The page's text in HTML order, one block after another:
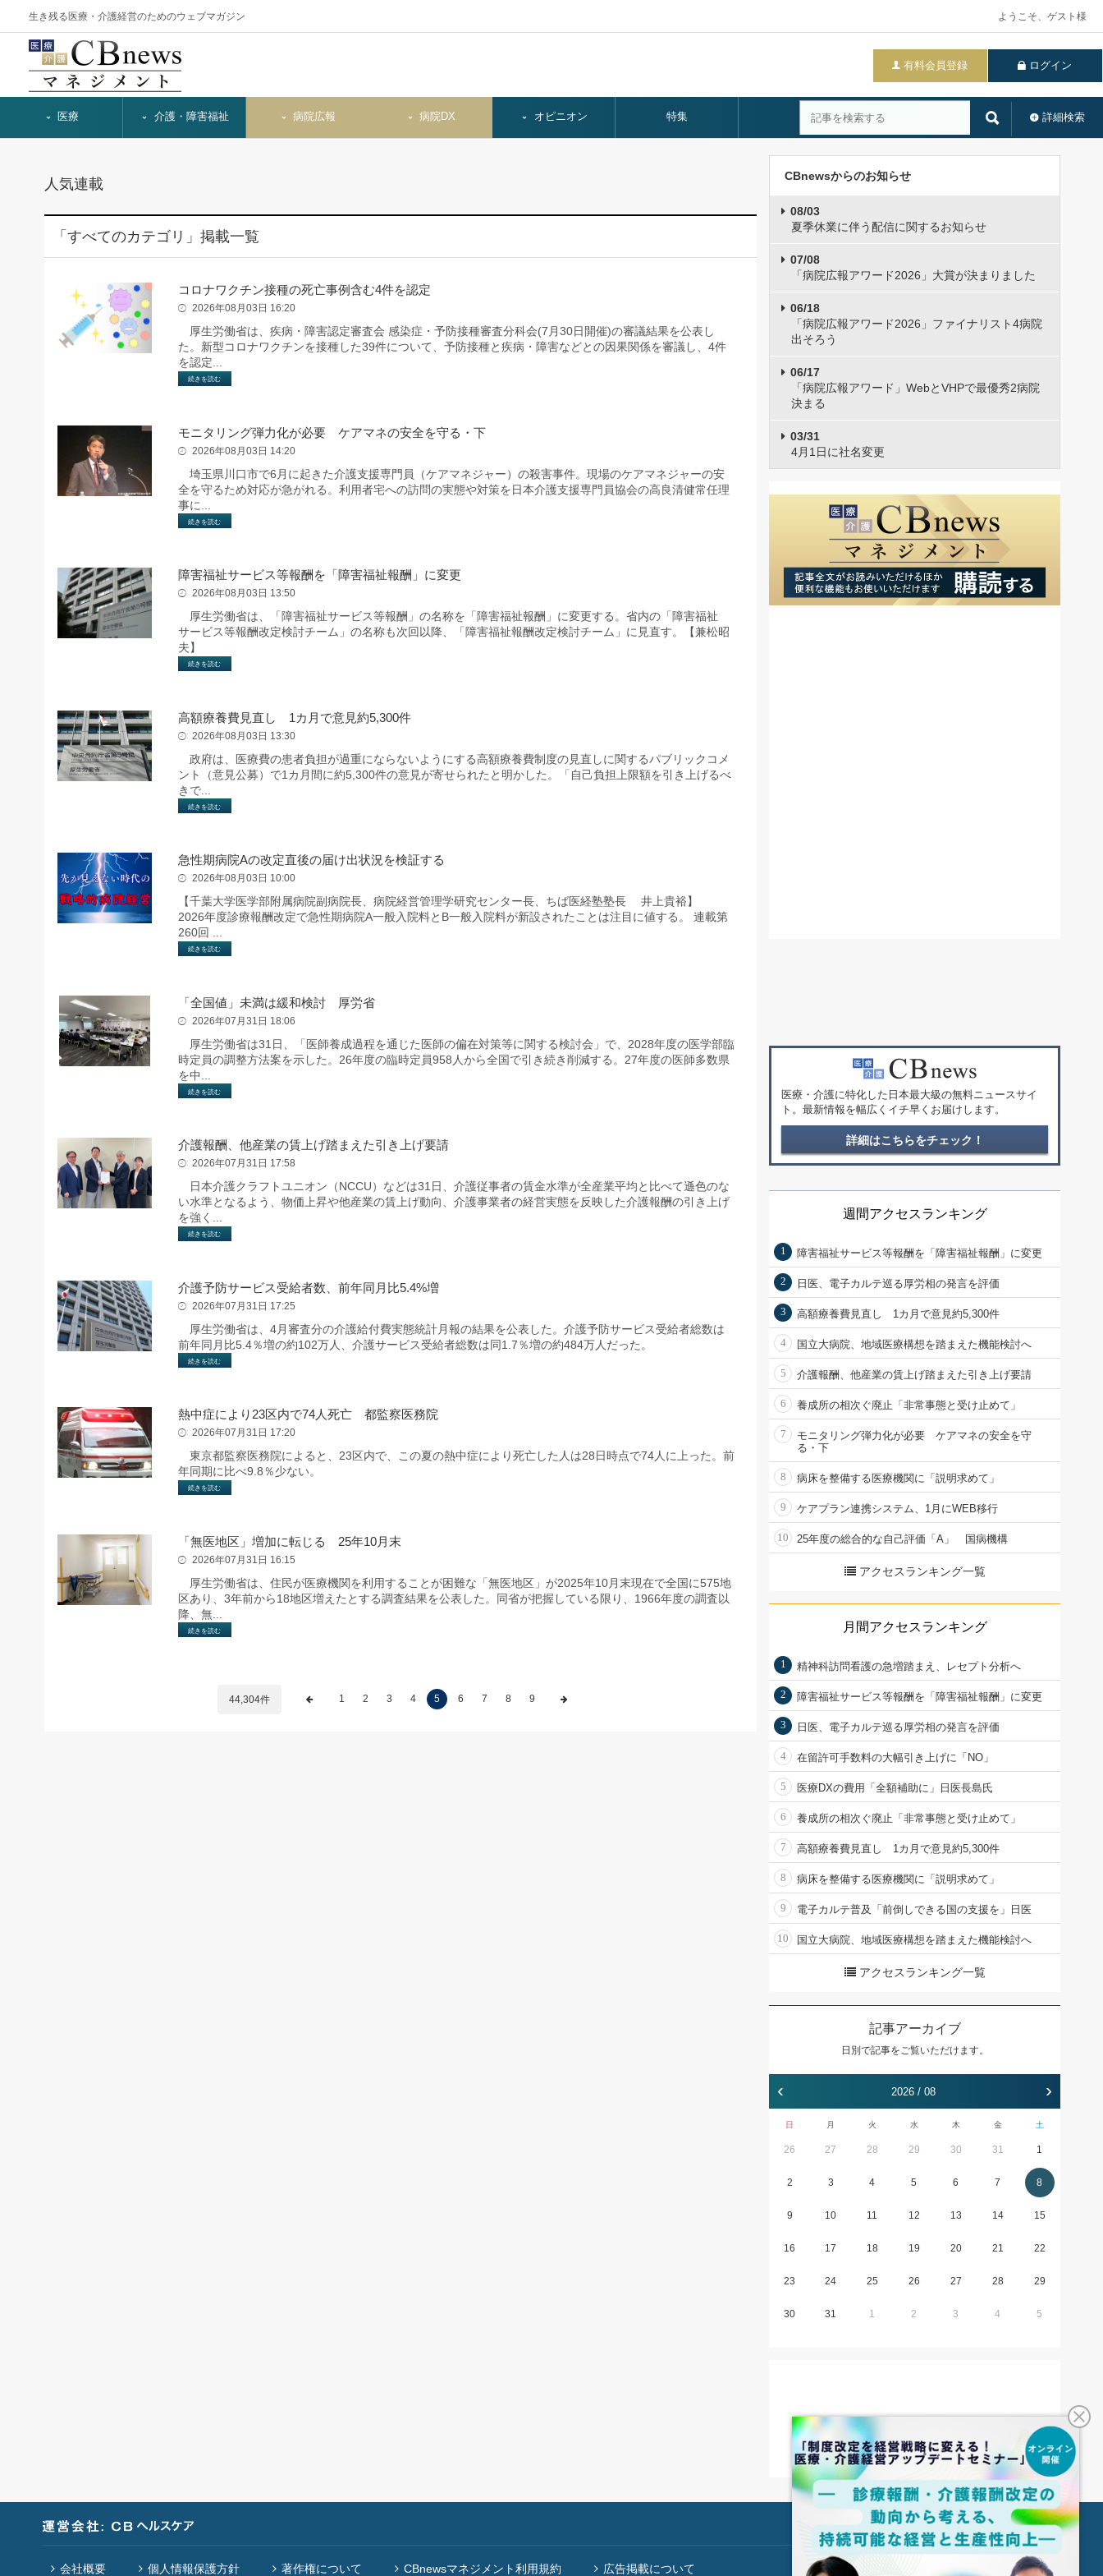
生き残る医療・介護経営のためのウェブマガジン ようこそ、ゲスト様
有料会員登録 ログイン
詳細検索
医療 介護・障害福祉 病院広報 病院DX オピニオン 特集
人気連載
「すべてのカテゴリ」掲載一覧
コロナワクチン接種の死亡事例含む4件を認定
2026年08月03日 16:20
厚生労働省は、疾病・障害認定審査会 感染症・予防接種審査分科会(7月30日開催)の審議結果を公表し
た。新型コロナワクチンを接種した39件について、予防接種と疾病・障害などとの因果関係を審議し、4件
を認定...
続きを読む
モニタリング弾力化が必要 ケアマネの安全を守る・下
2026年08月03日 14:20
埼玉県川口市で6月に起きた介護支援専門員（ケアマネジャー）の殺害事件。現場のケアマネジャーの安
全を守るため対応が急がれる。利用者宅への訪問の実態や対策を日本介護支援専門員協会の高良清健常任理
事に...
続きを読む
障害福祉サービス等報酬を「障害福祉報酬」に変更
2026年08月03日 13:50
厚生労働省は、「障害福祉サービス等報酬」の名称を「障害福祉報酬」に変更する。省内の「障害福祉
サービス等報酬改定検討チーム」の名称も次回以降、「障害福祉報酬改定検討チーム」に見直す。【兼松昭
夫】
続きを読む
高額療養費見直し 1カ月で意見約5,300件
2026年08月03日 13:30
政府は、医療費の患者負担が過重にならないようにする高額療養費制度の見直しに関するパブリックコメ
ント（意見公募）で1カ月間に約5,300件の意見が寄せられたと明かした。「自己負担上限額を引き上げるべ
きで...
続きを読む
急性期病院Aの改定直後の届け出状況を検証する
2026年08月03日 10:00
【千葉大学医学部附属病院副病院長、病院経営管理学研究センター長、ちば医経塾塾長 井上貴裕】
2026年度診療報酬改定で急性期病院A一般入院料とB一般入院料が新設されたことは注目に値する。 連載第
260回 ...
続きを読む
「全国値」未満は緩和検討 厚労省
2026年07月31日 18:06
厚生労働省は31日、「医師養成過程を通じた医師の偏在対策等に関する検討会」で、2028年度の医学部臨
時定員の調整方法案を示した。26年度の臨時定員958人から全国で引き続き削減する。27年度の医師多数県
を中...
続きを読む
介護報酬、他産業の賃上げ踏まえた引き上げ要請
2026年07月31日 17:58
日本介護クラフトユニオン（NCCU）などは31日、介護従事者の賃金水準が全産業平均と比べて遜色のな
い水準となるよう、物価上昇や他産業の賃上げ動向、介護事業者の経営実態を反映した介護報酬の引き上げ
を強く...
続きを読む
介護予防サービス受給者数、前年同月比5.4%増
2026年07月31日 17:25
厚生労働省は、4月審査分の介護給付費実態統計月報の結果を公表した。介護予防サービス受給者総数は
前年同月比5.4％増の約102万人、介護サービス受給者総数は同1.7％増の約484万人だった。
続きを読む
熱中症により23区内で74人死亡 都監察医務院
2026年07月31日 17:20
東京都監察医務院によると、23区内で、この夏の熱中症により死亡した人は28日時点で74人に上った。前
年同期に比べ9.8％少ない。
続きを読む
「無医地区」増加に転じる 25年10月末
2026年07月31日 16:15
厚生労働省は、住民が医療機関を利用することが困難な「無医地区」が2025年10月末現在で全国に575地
区あり、3年前から18地区増えたとする調査結果を公表した。同省が把握している限り、1966年度の調査以
降、無...
続きを読む
44,304件 1 2 3 4 5 6 7 8 9
CBnewsからのお知らせ
08/03
夏季休業に伴う配信に関するお知らせ
07/08
「病院広報アワード2026」大賞が決まりました
06/18
「病院広報アワード2026」ファイナリスト4病院
出そろう
06/17
「病院広報アワード」WebとVHPで最優秀2病院
決まる
03/31
4月1日に社名変更
医療・介護に特化した日本最大級の無料ニュースサイ
ト。最新情報を幅広くイチ早くお届けします。
詳細はこちらをチェック！
週間アクセスランキング
1 障害福祉サービス等報酬を「障害福祉報酬」に変更
2 日医、電子カルテ巡る厚労相の発言を評価
3 高額療養費見直し 1カ月で意見約5,300件
4 国立大病院、地域医療構想を踏まえた機能検討へ
5 介護報酬、他産業の賃上げ踏まえた引き上げ要請
6 養成所の相次ぐ廃止「非常事態と受け止めて」
7
モニタリング弾力化が必要 ケアマネの安全を守
る・下
8 病床を整備する医療機関に「説明求めて」
9 ケアプラン連携システム、1月にWEB移行
10 25年度の総合的な自己評価「A」 国病機構
アクセスランキング一覧
月間アクセスランキング
1 精神科訪問看護の急増踏まえ、レセプト分析へ
2 障害福祉サービス等報酬を「障害福祉報酬」に変更
3 日医、電子カルテ巡る厚労相の発言を評価
4 在留許可手数料の大幅引き上げに「NO」
5 医療DXの費用「全額補助に」日医長島氏
6 養成所の相次ぐ廃止「非常事態と受け止めて」
7 高額療養費見直し 1カ月で意見約5,300件
8 病床を整備する医療機関に「説明求めて」
9 電子カルテ普及「前倒しできる国の支援を」日医
10 国立大病院、地域医療構想を踏まえた機能検討へ
アクセスランキング一覧
記事アーカイブ
日別で記事をご覧いただけます。
‹ 2026 / 08 ›
日 月 火 水 木 金 土
26 27 28 29 30 31 1
2 3 4 5 6 7 8
9 10 11 12 13 14 15
16 17 18 19 20 21 22
23 24 25 26 27 28 29
30 31 1 2 3 4 5
会社概要 個人情報保護方針 著作権について CBnewsマネジメント利用規約 広告掲載について